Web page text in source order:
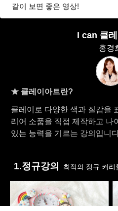
같이 보면 좋은 영상!
I can 클
홍경
★ 클레이아트란?
클레이로 다양한 색과 질감을
리어 소품을 직접 제작하고 나
있는 능력을 기르는 강의입니
1.정규강의 최적의 정규 커